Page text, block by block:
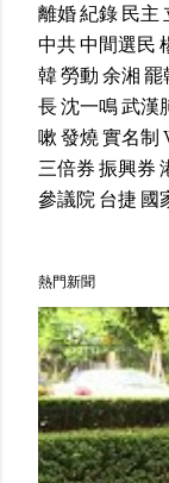
離婚紀錄民主
中共中間選民
韓勞動余湘罷
長沈一鳴武漢
嗽發燒實名制
三倍券振興券
參議院台捷 國
熱門新聞